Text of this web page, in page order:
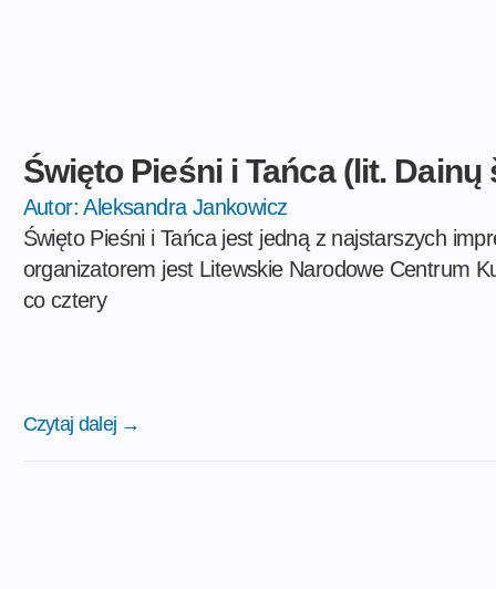
Święto Pieśni i Tańca (lit. Dainų
Autor: Aleksandra Jankowicz
Święto Pieśni i Tańca jest jedną z najstarszych
organizatorem jest Litewskie Narodowe Centrum
co cztery
Czytaj dalej →